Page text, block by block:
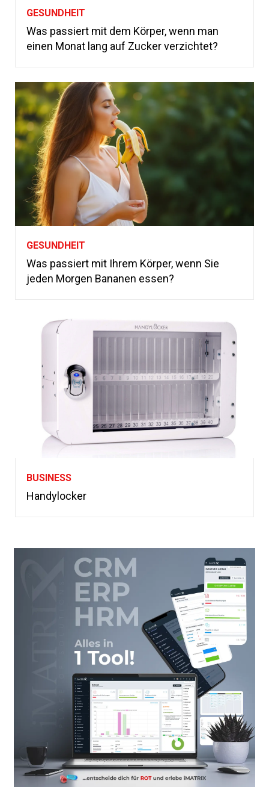
GESUNDHEIT
Was passiert mit dem Körper, wenn man
einen Monat lang auf Zucker verzichtet?
GESUNDHEIT
Was passiert mit Ihrem Körper, wenn Sie
jeden Morgen Bananen essen?
BUSINESS
Handylocker